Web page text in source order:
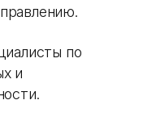
по
и